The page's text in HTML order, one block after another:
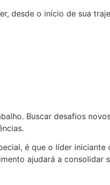
desde o início de sua
Buscar desafios
é que o líder iniciante
ajudará a consolidar